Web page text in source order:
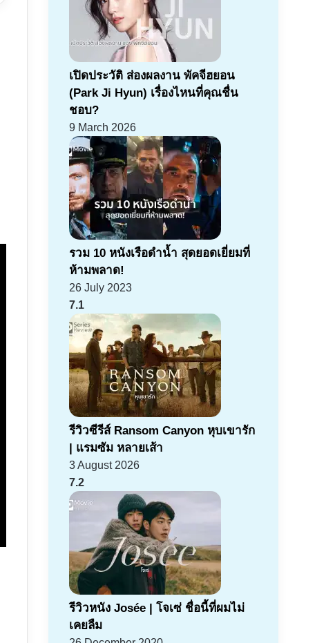
เปิดประวัติ ส่องผลงาน พัคจีฮยอน
(Park Ji Hyun) เรื่องไหนที่คุณชื่น
ชอบ?
9 March 2026
รวม 10 หนังเรือดำน้ำ สุดยอดเยี่ยมที่
ห้ามพลาด!
26 July 2023
7.1
รีวิวซีรีส์ Ransom Canyon หุบเขารัก
| แรมซัม หลายเส้า
3 August 2026
7.2
รีวิวหนัง Josée | โจเซ่ ชื่อนี้ที่ผมไม่
เคยลืม